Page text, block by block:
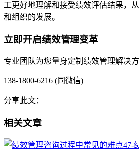
工更好地理解和接受绩效评估结果，
和组织的发展。
立即开启绩效管理变革
专业团队为您量身定制绩效管理解决
138-1800-6216 (同微信)
分享此文：
相关文章